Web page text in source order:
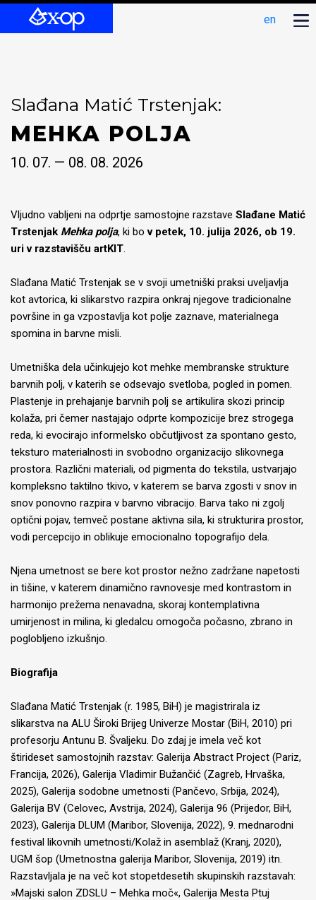
en
Slađana Matić Trstenjak:
MEHKA POLJA
10. 07. — 08. 08. 2026
Vljudno vabljeni na odprtje samostojne razstave Slađane Matić
Trstenjak Mehka polja, ki bov petek, 10. julija 2026, ob 19.
uri v razstavišču artKIT.
Slađana Matić Trstenjak se v svoji umetniški praksi uveljavlja
kot avtorica, ki slikarstvo razpira onkraj njegove tradicionalne
površine in ga vzpostavlja kot polje zaznave, materialnega
spomina in barvne misli.
Umetniška dela učinkujejo kot mehke membranske strukture
barvnih polj, v katerih se odsevajo svetloba, pogled in pomen.
Plastenje in prehajanje barvnih polj se artikulira skozi princip
kolaža, pri čemer nastajajo odprte kompozicije brez strogega
reda, ki evocirajo informelsko občutljivost za spontano gesto,
teksturo materialnosti in svobodno organizacijo slikovnega
prostora. Različni materiali, od pigmenta do tekstila, ustvarjajo
kompleksno taktilno tkivo, v katerem se barva zgosti v snov in
snov ponovno razpira v barvno vibracijo. Barva tako ni zgolj
optični pojav, temveč postane aktivna sila, ki strukturira prostor,
vodi percepcijo in oblikuje emocionalno topografijo dela.
Njena umetnost se bere kot prostor nežno zadržane napetosti
in tišine, v katerem dinamično ravnovesje med kontrastom in
harmonijo prežema nenavadna, skoraj kontemplativna
umirjenost in milina, ki gledalcu omogoča počasno, zbrano in
poglobljeno izkušnjo.
Biografija
Slađana Matić Trstenjak (r. 1985, BiH) je magistrirala iz
slikarstva na ALU Široki Brijeg Univerze Mostar (BiH, 2010) pri
profesorju Antunu B. Švaljeku. Do zdaj je imela več kot
štirideset samostojnih razstav: Galerija Abstract Project (Pariz,
Francija, 2026), Galerija Vladimir Bužančić (Zagreb, Hrvaška,
2025), Galerija sodobne umetnosti (Pančevo, Srbija, 2024),
Galerija BV (Celovec, Avstrija, 2024), Galerija 96 (Prijedor, BiH,
2023), Galerija DLUM (Maribor, Slovenija, 2022), 9. mednarodni
festival likovnih umetnosti/Kolaž in asemblaž (Kranj, 2020),
UGM šop (Umetnostna galerija Maribor, Slovenija, 2019) itn.
Razstavljala je na več kot stopetdesetih skupinskih razstavah:
»Majski salon ZDSLU – Mehka moč«, Galerija Mesta Ptuj